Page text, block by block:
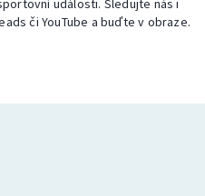
události. Sledujte nás i
či YouTube a buďte v obraze.